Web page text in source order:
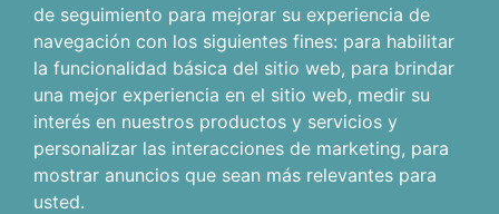
de seguimiento para mejorar su experiencia de
navegación con los siguientes fines: para habilitar
la funcionalidad básica del sitio web, para brindar
una mejor experiencia en el sitio web, medir su
interés en nuestros productos y servicios y
personalizar las interacciones de marketing, para
mostrar anuncios que sean más relevantes para
usted.